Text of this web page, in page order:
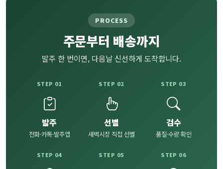
PROCESS
주문부터 배송까지
발주 한 번이면, 다음날 신선하게 도착합니다.
STEP 01
발주
전화·카톡·발주앱
STEP 02
선별
새벽시장 직접 선별
STEP 03
검수
품질·수량 확인
STEP 04 STEP 05 STEP 06